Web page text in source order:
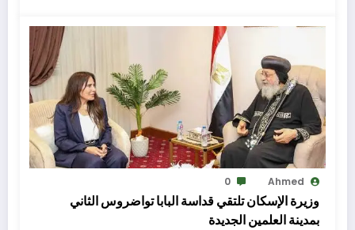
Ahmed
0
وزيرة الإسكان تلتقي قداسة البابا تواضروس الثاني
بمدينة العلمين الجديدة